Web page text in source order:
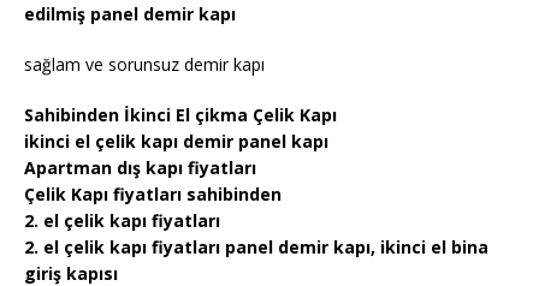
edilmiş panel demir kapı
sağlam ve sorunsuz demir kapı
Sahibinden İkinci El çikma Çelik Kapı
ikinci el çelik kapı demir panel kapı
Apartman dış kapı fiyatları
Çelik Kapı fiyatları sahibinden
2. el çelik kapı fiyatları
2. el çelik kapı fiyatları panel demir kapı, ikinci el bina
giriş kapısı